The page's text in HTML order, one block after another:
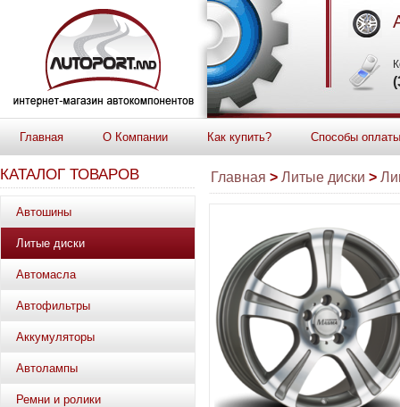
Главная О Компании Как купить? Способы оплаты
Главная > Литые диски >
КАТАЛОГ ТОВАРОВ
Автошины
Литые диски
Автомасла
Автофильтры
Аккумуляторы
Автолампы
Ремни и ролики